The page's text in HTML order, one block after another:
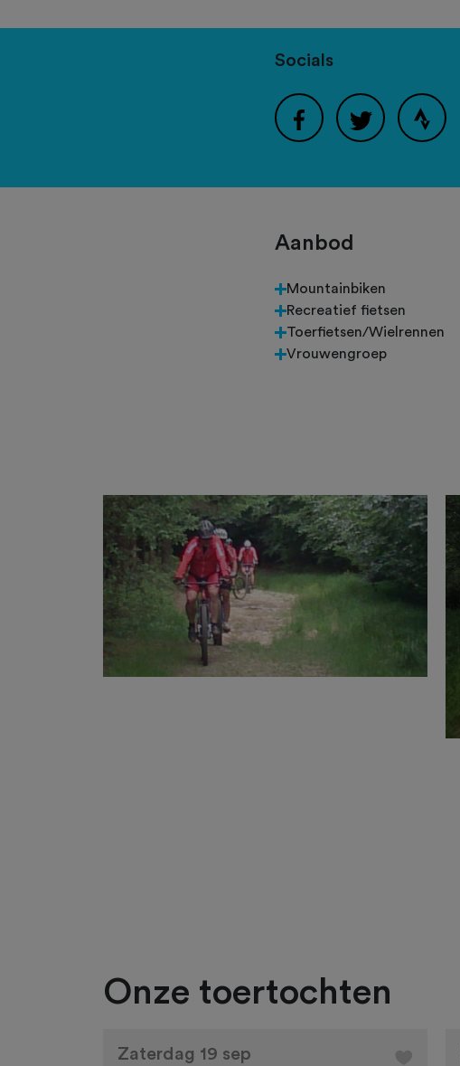
Socials
Aanbod
Mountainbiken
Recreatief fietsen
Toerfietsen/Wielrennen
Vrouwengroep
Onze toertochten
Zaterdag 19 sep